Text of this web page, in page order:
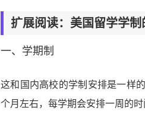
扩展阅读：美国留学学
一、学期制
这和国内高校的学制安排是一样
个月左右，每学期会安排一周的